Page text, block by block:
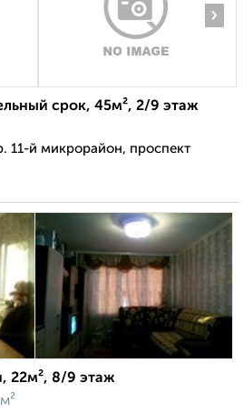
›
срок, 45м², 2/9 этаж
11-й микрорайон, проспект
22м², 8/9 этаж